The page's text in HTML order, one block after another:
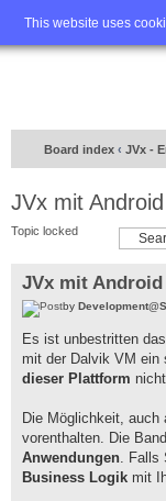
This website uses
Home
Board index ‹ JVx -
JVx mit
Topic locked
JVx mit
by
Es ist unbestritten
mit der Dalvik VM ein
dieser Plattform
Die Möglichkeit, auch
vorenthalten. Die
Anwendungen. Falls
Business Logik mit